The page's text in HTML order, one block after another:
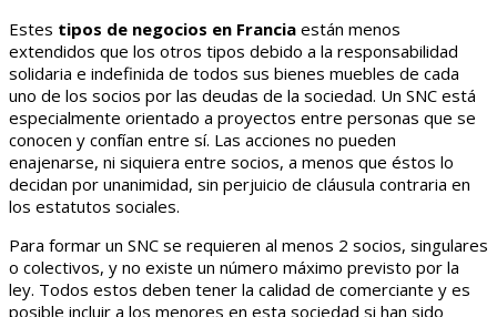
Estes tipos de negocios en Francia están menos
extendidos que los otros tipos debido a la responsabilidad
solidaria e indefinida de todos sus bienes muebles de cada
uno de los socios por las deudas de la sociedad. Un SNC está
especialmente orientado a proyectos entre personas que se
conocen y confían entre sí. Las acciones no pueden
enajenarse, ni siquiera entre socios, a menos que éstos lo
decidan por unanimidad, sin perjuicio de cláusula contraria en
los estatutos sociales.
Para formar un SNC se requieren al menos 2 socios, singulares
o colectivos, y no existe un número máximo previsto por la
ley. Todos estos deben tener la calidad de comerciante y es
posible incluir a los menores en esta sociedad si han sido